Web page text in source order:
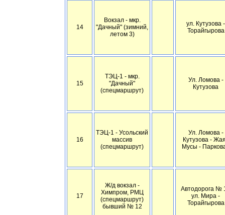
14
Вокзал - мкр.
"Дачный" (зимний,
летом 3)
ул. Кутузова -
Торайгырова
15
ТЭЦ-1 - мкр.
"Дачный"
(спецмаршрут)
Ул. Ломова -
Кутузова
16
ТЭЦ-1 - Усольский
массив
(спецмаршрут)
Ул. Ломова -
Кутузова -
Мусы -
17
Ж/д вокзал -
Химпром, РМЦ
(спецмаршрут)
бывший № 12
Автодорога №
ул. Мира -
Торайгырова